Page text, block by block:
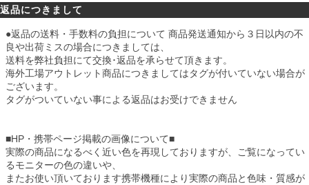
返品につきまして
●返品の送料・手数料の負担について 商品発送通知から３日以内の不
良や出荷ミスの場合につきましては、
送料を弊社負担にて交換･返品を承らせて頂きます。
海外工場アウトレット商品につきましてはタグが付いていない場合が
ございます。
タグがついていない事による返品はお受けできません
■HP・携帯ページ掲載の画像について■
実際の商品になるべく近い色を再現しておりますが、ご覧になってい
るモニターの色の違いや、
またお使い頂いております携帯機種により実際の商品と色味・質感が